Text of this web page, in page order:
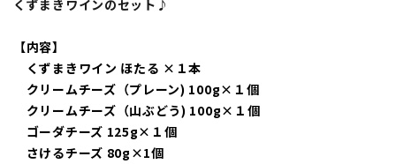
くずまきワインのセット♪
【内容】
くずまきワイン ほたる ×１本
クリームチーズ（プレーン) 100g×１個
クリームチーズ（山ぶどう) 100g×１個
ゴーダチーズ 125g×１個
さけるチーズ 80g×1個